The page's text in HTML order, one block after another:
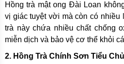
Hồng trà mật ong Đài Loan
vị giác tuyệt vời mà còn có
trà này chứa nhiều chất chống
miễn dịch và bảo vệ cơ thể khỏi
2. Hồng Trà Chính Sơn Tiểu